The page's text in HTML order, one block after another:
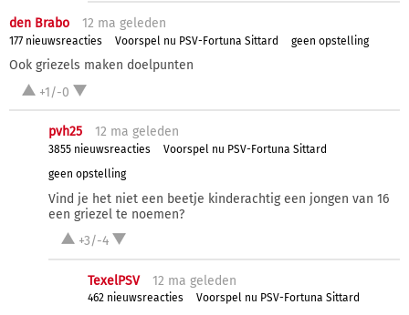
den Brabo 12 ma geleden
177 nieuwsreacties Voorspel nu PSV-Fortuna Sittard geen opstelling
Ook griezels maken doelpunten
+1/-0
pvh25 12 ma geleden
3855 nieuwsreacties
Voorspel nu PSV-Fortuna Sittard
geen opstelling
Vind je het niet een beetje kinderachtig een jongen van 16
een griezel te noemen?
+3/-4
TexelPSV 12 ma geleden
462 nieuwsreacties
Voorspel nu PSV-Fortuna Sittard